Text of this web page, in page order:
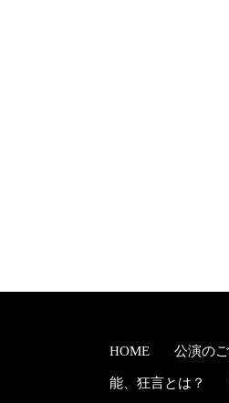
HOME 公演の
能、狂言とは？